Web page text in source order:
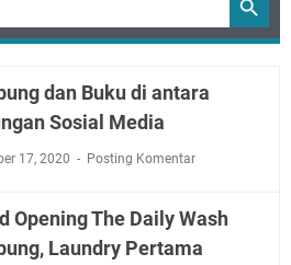
dan Buku di antara
Sosial Media
17, 2020 Posting Komentar
Opening The Daily Wash
Laundry Pertama